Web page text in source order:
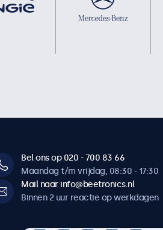
Bel ons op 020 - 700 83 66
Maandag t/m vrijdag, 08:30 - 17:30
Mail naar info@beetronics.nl
Binnen 2 uur reactie op werkdagen